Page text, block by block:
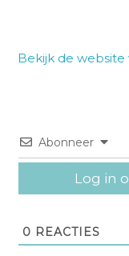
Bekijk de
Abonneer
Log in
0 REACTIES